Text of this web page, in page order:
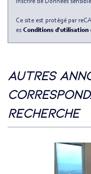
Ce site est protégé par
es Conditions d'utilisation
autres annonces immobilières
recherche